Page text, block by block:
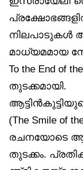
നിലപാടുകൾ
മാധ്യമമായ
To the End of
തുടക്കമായി.
(The Smile of
രചനയോടെ
തുടക്കം.